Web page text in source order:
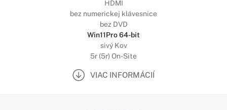
HDMI
bez numerickej klávesnice
bez DVD
Win11Pro 64-bit
sivý Kov
5r (5r) On-Site
VIAC INFORMÁCIÍ